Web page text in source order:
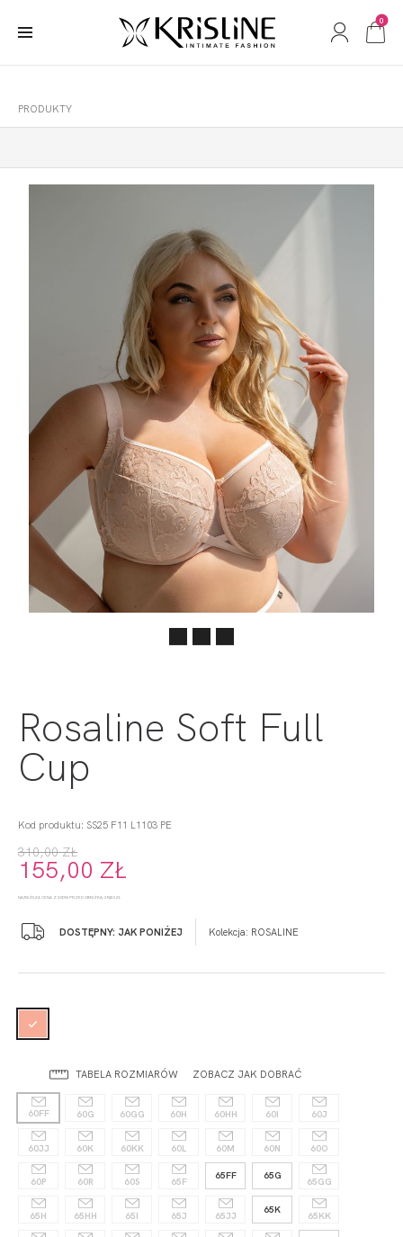
0
PRODUKTY
Rosaline Soft Full
Cup
Kod produktu: SS25 F11 L1103 PE
310,00 ZŁ
155,00 ZŁ
NAJNIŻSZA CENA Z 30 DNI PRZED OBNIŻKĄ: 294,50 ZŁ
DOSTĘPNY: JAK PONIŻEJ Kolekcja: ROSALINE
TABELA ROZMIARÓW ZOBACZ JAK DOBRAĆ
60FF 60G 60GG 60H 60HH 60I 60J
60JJ 60K 60KK 60L 60M 60N 60O
60P 60R 60S 65F
65FF 65G
65GG
65H 65HH 65I 65J 65JJ
65K
65KK